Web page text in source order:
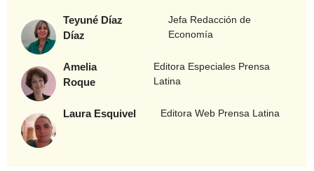
Teyuné Díaz
Díaz
Jefa Redacción de
Economía
Amelia
Roque
Editora Especiales Prensa
Latina
Laura Esquivel Editora Web Prensa Latina